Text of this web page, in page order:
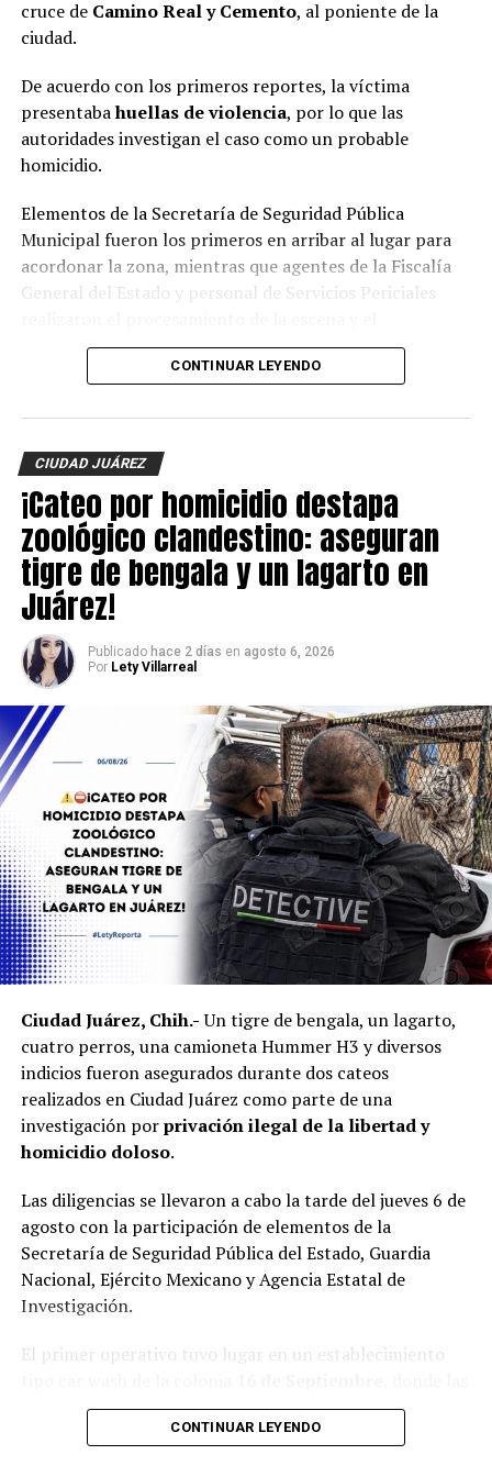
cruce de Camino Real y Cemento, al poniente de la
ciudad.
De acuerdo con los primeros reportes, la víctima
presentabahuellas de violencia, por lo que las
autoridades investigan el caso como un probable
homicidio.
Elementos de la Secretaría de Seguridad Pública
Municipal fueron los primeros en arribar al lugar para
acordonar la zona, mientras que agentes de la Fiscalía
General del Estado y personal de Servicios Periciales
levantamiento de evidencias.
revelada y las autoridades continúan con las
investigaciones para esclarecer el móvil del crimen y dar
con los responsables.
CONTINUAR LEYENDO
CIUDAD JUÁREZ
¡Cateo por homicidio destapa
zoológico clandestino: aseguran
tigre de bengala y un lagarto en
Juárez!
Publicado hace 2 días en agosto 6, 2026
Por Lety Villarreal
Ciudad Juárez, Chih.-Un tigre de bengala, un lagarto,
cuatro perros, una camioneta Hummer H3 y diversos
indicios fueron asegurados durante dos cateos
realizados en Ciudad Juárez como parte de una
investigación porprivación ilegal de la libertad y
homicidio doloso.
Las diligencias se llevaron a cabo la tarde del jueves 6 de
agosto con la participación de elementos de la
Secretaría de Seguridad Pública del Estado, Guardia
Nacional, Ejército Mexicano y Agencia Estatal de
Investigación.
El primer operativo tuvo lugar en un establecimiento
autoridades localizaron al tigre de bengala dentro de
una jaula, además de un lagarto y cuatro perros.
CONTINUAR LEYENDO